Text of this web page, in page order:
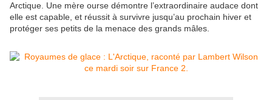
Arctique. Une mère ourse démontre l’extraordinaire audace dont
elle est capable, et réussit à survivre jusqu’au prochain hiver et
protéger ses petits de la menace des grands mâles.